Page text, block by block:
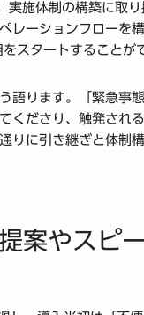
実施体制の構築に取
レーションフロー
スタートすることが
語ります。「緊急事
くださり、触発され
りに引き継ぎと体制
案やスピ